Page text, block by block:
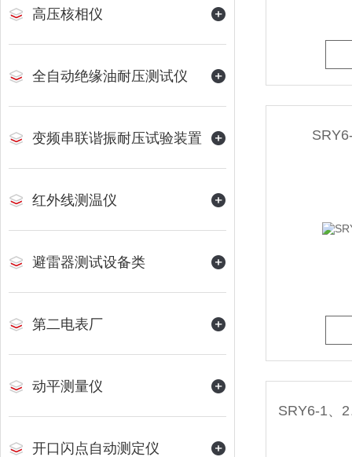
高压核相仪
全自动绝缘油耐压测试仪
变频串联谐振耐压试验装置
红外线测温仪
避雷器测试设备类
第二电表厂
动平测量仪
开口闪点自动测定仪